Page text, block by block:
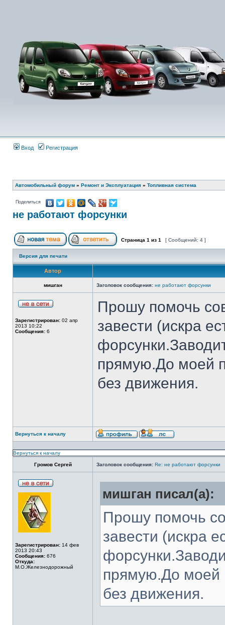
Вход Регистрация
Автомобильный форум » Ремонт и Эксплуатация » Топливная система
Поделиться
не работают форсунки
Страница 1 из 1 [ Сообщений: 4 ]
Версия для печати
Автор
мишган Заголовок сообщения: не работают форсунки
Зарегистрирован: 02 апр
2013 10:22
Сообщения: 6
Прошу помочь
завести (искра
прямую.До моей
без движения.
Вернуться к началу
Вернуться к началу
Громов Сергей Заголовок сообщения: Re: не работают форсунки
Зарегистрирован: 14 фев
2013 20:43
Сообщения: 676
Откуда:
М.О.Железнодорожный
мишган писал(а):
Прошу помочь
завести (искра
прямую.До моей
без движения.